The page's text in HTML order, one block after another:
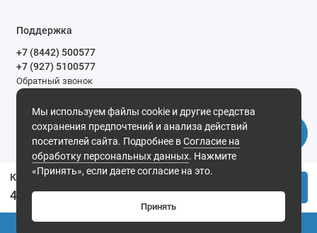
0
Коляска TOUR ECO 2в1 (Indigo) (Te 02 (черная кожа+серая кожа))
44 599 р.
Мы используем файлы cookie и другие средства
сохранения предпочтений и анализа действий
посетителей сайта. Подробнее вСогласие на
обработку персональных данных. Нажмите
«Принять», если даете согласие на это.
Принять
Поддержка
+7 (8442) 500577
+7 (927) 5100577
Обратный звонок
Мы в сети